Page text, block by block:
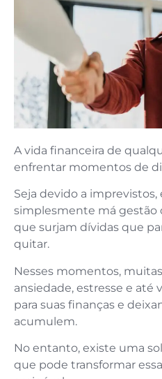
A vida financeira de
enfrentar momentos de
Seja devido a
simplesmente má gestão
que surjam dívidas que
quitar.
Nesses momentos,
ansiedade, estresse e até
para suas finanças e
acumulem.
No entanto, existe uma
que pode transformar